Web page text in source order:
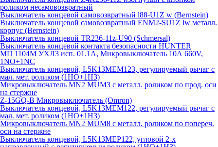
роликом несамовозвратный
Выключатель концевой самовозвратный l88-U1Z w (Bernstein)
Выключатель концевой самовозвратный ENM2-SU1Z iw металл.
корпус (Bernstein)
Выключатель концевой TR236-11z-U90 (Schmersal)
Выключатель концевой контакта безопасности HUNTER
МП 1104М УХЛ3 исп. 01.1А, Микровыключатель 10А 660V,
1NO+1NC
Выключатель концевой, L5K13MEM123, регулируемый рычаг с
мал. мет. роликом (1НО+1НЗ)
Микровыключатель MN2 MUM3 с металл. роликом по прод. оси
на стержне
Z-15GQ-B Микровыключатель (Omron)
Выключатель концевой, L5K13MEM122, регулируемый рычаг с
мал. мет. роликом (1НО+1НЗ)
Микровыключатель MN2 MUM8 с металл. роликом по попереч.
оси на стержне
Выключатель концевой, L5K13MEP122, угловой 2-х